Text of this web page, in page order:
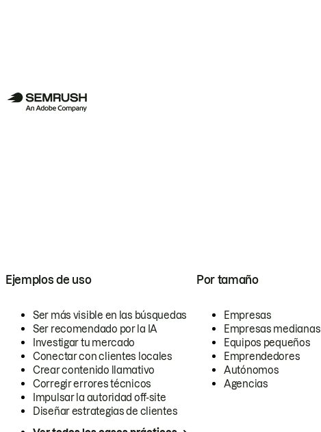
Ejemplos de uso
Ser más visible en las búsquedas
Ser recomendado por la IA
Investigar tu mercado
Conectar con clientes locales
Crear contenido llamativo
Corregir errores técnicos
Impulsar la autoridad off-site
Diseñar estrategias de clientes
Por tamaño
Empresas
Empresas medianas
Equipos pequeños
Emprendedores
Autónomos
Agencias